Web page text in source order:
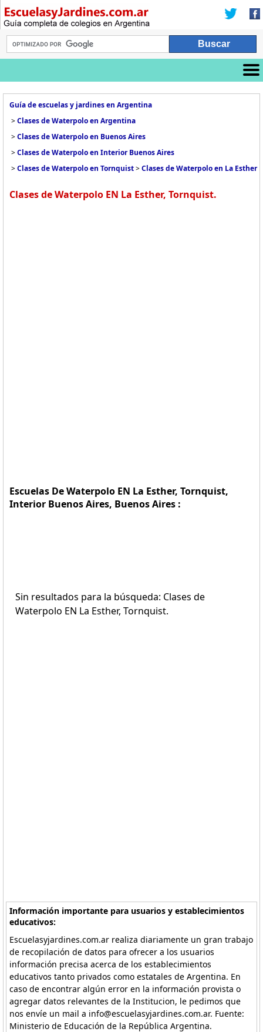
Guía de escuelas y jardines en Argentina
>Clases de Waterpolo en Argentina
>Clases de Waterpolo en Buenos Aires
>Clases de Waterpolo en Interior Buenos Aires
>Clases de Waterpolo en Tornquist>Clases de Waterpolo en La Esther
Clases de Waterpolo EN La Esther, Tornquist.
Escuelas De Waterpolo EN La Esther, Tornquist,
Interior Buenos Aires, Buenos Aires :
Sin resultados para la búsqueda: Clases de
Waterpolo EN La Esther, Tornquist.
Información importante para usuarios y establecimientos
educativos:
Escuelasyjardines.com.ar realiza diariamente un gran trabajo
de recopilación de datos para ofrecer a los usuarios
información precisa acerca de los establecimientos
educativos tanto privados como estatales de Argentina. En
caso de encontrar algún error en la información provista o
agregar datos relevantes de la Institucion, le pedimos que
nos envíe un mail a info@escuelasyjardines.com.ar. Fuente:
Ministerio de Educación de la República Argentina.